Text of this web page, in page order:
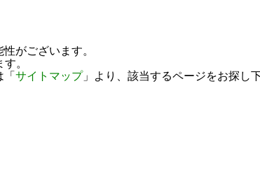
がございます。
。
サイトマップ」より、該当するページをお探し下